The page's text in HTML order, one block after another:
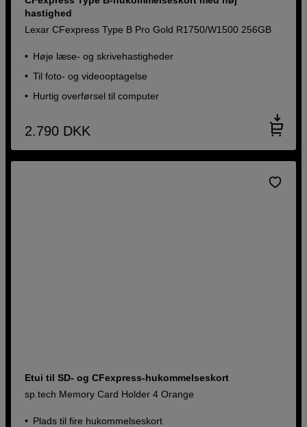
hastighed
Lexar CFexpress Type B Pro Gold R1750/W1500 256GB
Høje læse- og skrivehastigheder
Til foto- og videooptagelse
Hurtig overførsel til computer
2.790 DKK
Etui til SD- og CFexpress-hukommelseskort
sp.tech Memory Card Holder 4 Orange
Plads til fire hukommelseskort